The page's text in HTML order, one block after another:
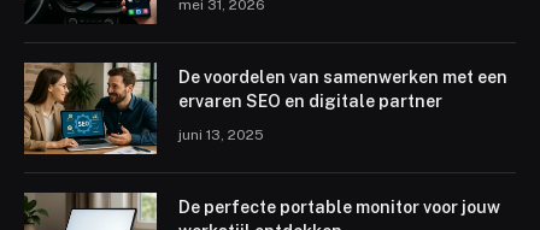
mei 31, 2026
De voordelen van samenwerken met een
ervaren SEO en digitale partner
juni 13, 2025
De perfecte portable monitor voor jouw